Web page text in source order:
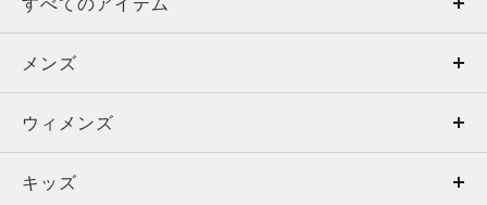
メンズ
ウィメンズ
キッズ
メンズ
トップス
ボトムス
ウィメンズ
トップス
キッズ